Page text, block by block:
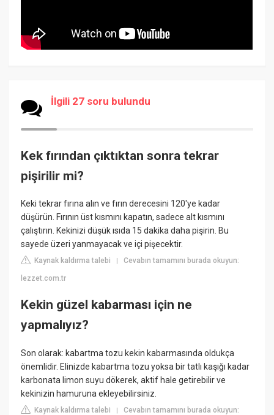
İlgili 27 soru bulundu
Kek fırından çıktıktan sonra tekrar
pişirilir mi?
Keki tekrar fırına alın ve fırın derecesini 120'ye kadar
düşürün. Fırının üst kısmını kapatın, sadece alt kısmını
çalıştırın. Kekinizi düşük ısıda 15 dakika daha pişirin. Bu
sayede üzeri yanmayacak ve içi pişecektir.
Kaynak kaldırma talebi |Cevabın tamamını burada okuyun:
lezzet.com.tr
Kekin güzel kabarması için ne
yapmalıyız?
Son olarak: kabartma tozu kekin kabarmasında oldukça
önemlidir. Elinizde kabartma tozu yoksa bir tatlı kaşığı kadar
karbonata limon suyu dökerek, aktif hale getirebilir ve
kekinizin hamuruna ekleyebilirsiniz.
Kaynak kaldırma talebi |Cevabın tamamını burada okuyun: